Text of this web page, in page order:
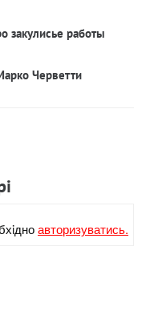
работы
Черветти
авторизуватись.